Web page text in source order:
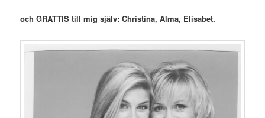
och GRATTIS till mig själv: Christina, Alma, Elisabet.